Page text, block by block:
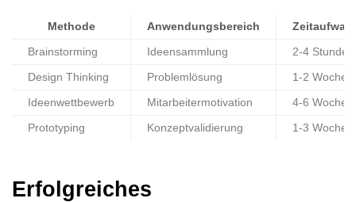
Methode Anwendungsbereich
Brainstorming Ideensammlung 2-4 Stunden
Design Thinking Problemlösung 1-2 Wochen
Ideenwettbewerb Mitarbeitermotivation 4-6 Wochen
Prototyping Konzeptvalidierung 1-3 Wochen
Erfolgreiches